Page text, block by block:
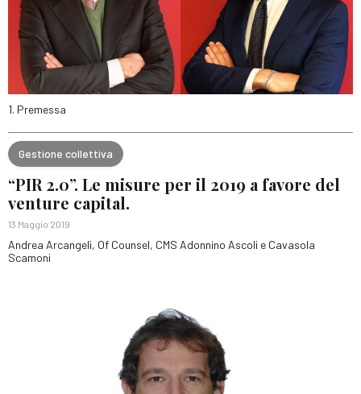
1. Premessa
Gestione collettiva
“PIR 2.0”. Le misure per il 2019 a favore del
venture capital.
13 Maggio 2019
Andrea Arcangeli, Of Counsel, CMS Adonnino Ascoli e Cavasola
Scamoni